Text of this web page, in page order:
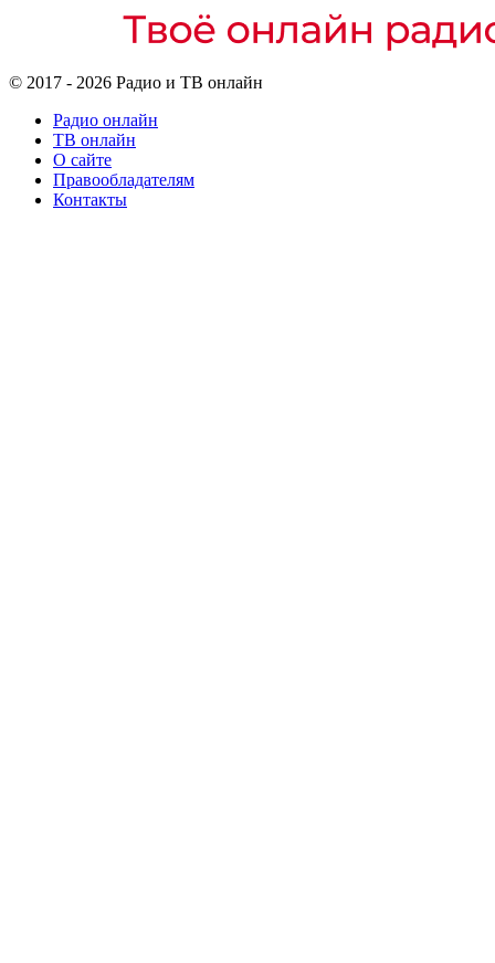
© 2017 - 2026 Радио и ТВ онлайн
Радио онлайн
ТВ онлайн
О сайте
Правообладателям
Контакты